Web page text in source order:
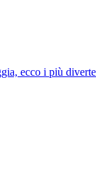
ecco i più